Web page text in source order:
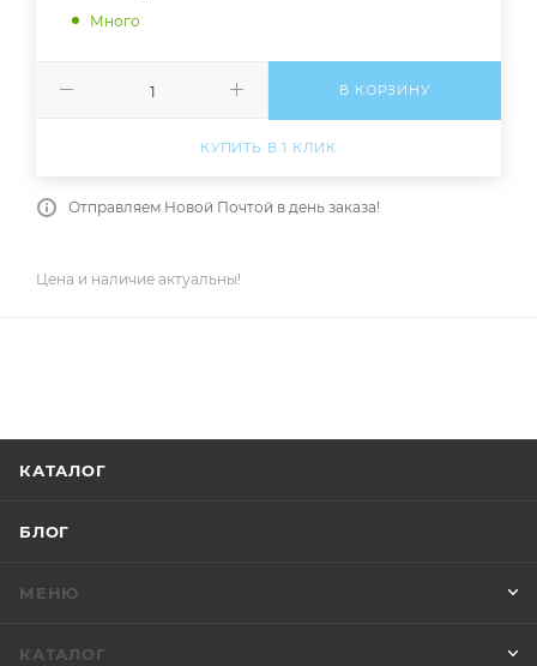
Много
В КОРЗИНУ
КУПИТЬ В 1 КЛИК
Отправляем Новой Почтой в день заказа!
Цена и наличие актуальны!
КАТАЛОГ
БЛОГ
МЕНЮ
КАТАЛОГ